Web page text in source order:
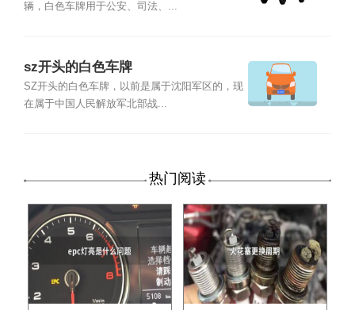
辆，白色车牌用于公安、司法、...
sz开头的白色车牌
SZ开头的白色车牌，以前是属于沈阳军区的，现
在属于中国人民解放军北部战...
热门阅读